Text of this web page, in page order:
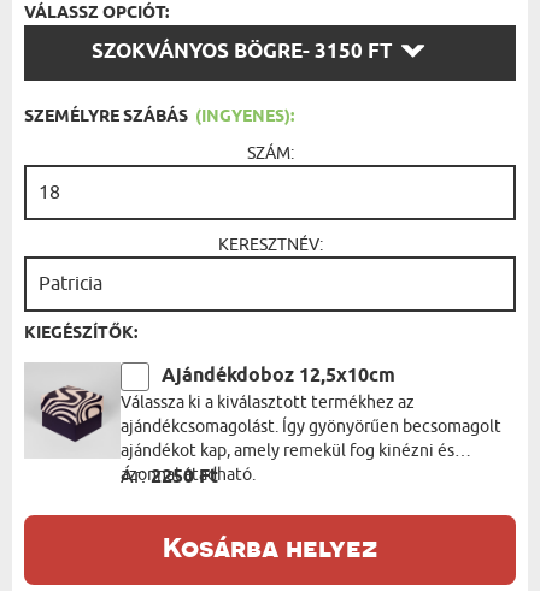
VÁLASSZ OPCIÓT:
SZOKVÁNYOS BÖGRE- 3150 FT
VÁLASSZ
SZEMÉLYRE SZÁBÁS (INGYENES):
SZÁM:
KERESZTNÉV:
KIEGÉSZÍTŐK:
Ajándékdoboz 12,5x10cm
Válassza ki a kiválasztott termékhez az
ajándékcsomagolást. Így gyönyörűen becsomagolt
ajándékot kap, amely remekül fog kinézni és
azonnal átadható.
Ár:2250 Ft
Kosárba helyez